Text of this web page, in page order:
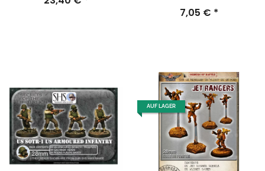
7,05 € *
AUF LAGER